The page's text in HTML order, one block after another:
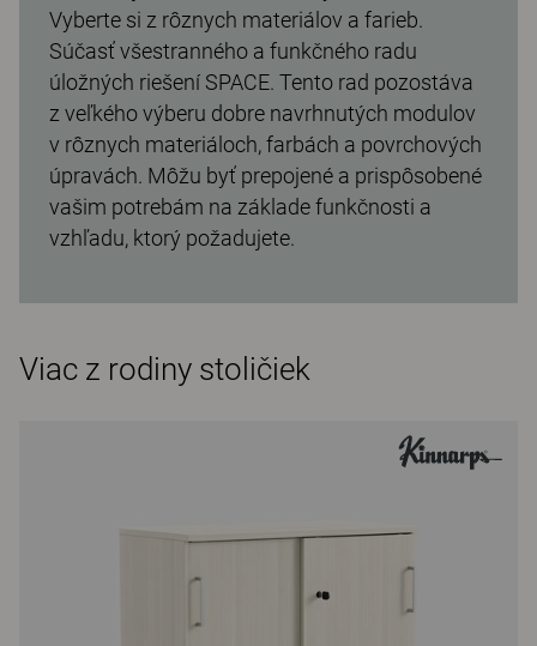
Vyberte si z rôznych materiálov a farieb.
Súčasť všestranného a funkčného radu
úložných riešení SPACE. Tento rad pozostáva
z veľkého výberu dobre navrhnutých modulov
v rôznych materiáloch, farbách a povrchových
úpravách. Môžu byť prepojené a prispôsobené
vašim potrebám na základe funkčnosti a
vzhľadu, ktorý požadujete.
Viac z rodiny stoličiek